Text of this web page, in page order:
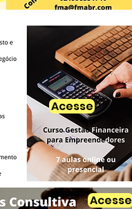
Acesse
Acesse